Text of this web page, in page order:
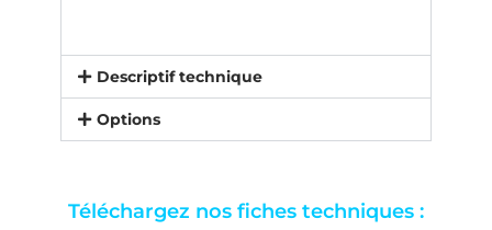
Descriptif technique
Options
Téléchargez nos fiches techniques :